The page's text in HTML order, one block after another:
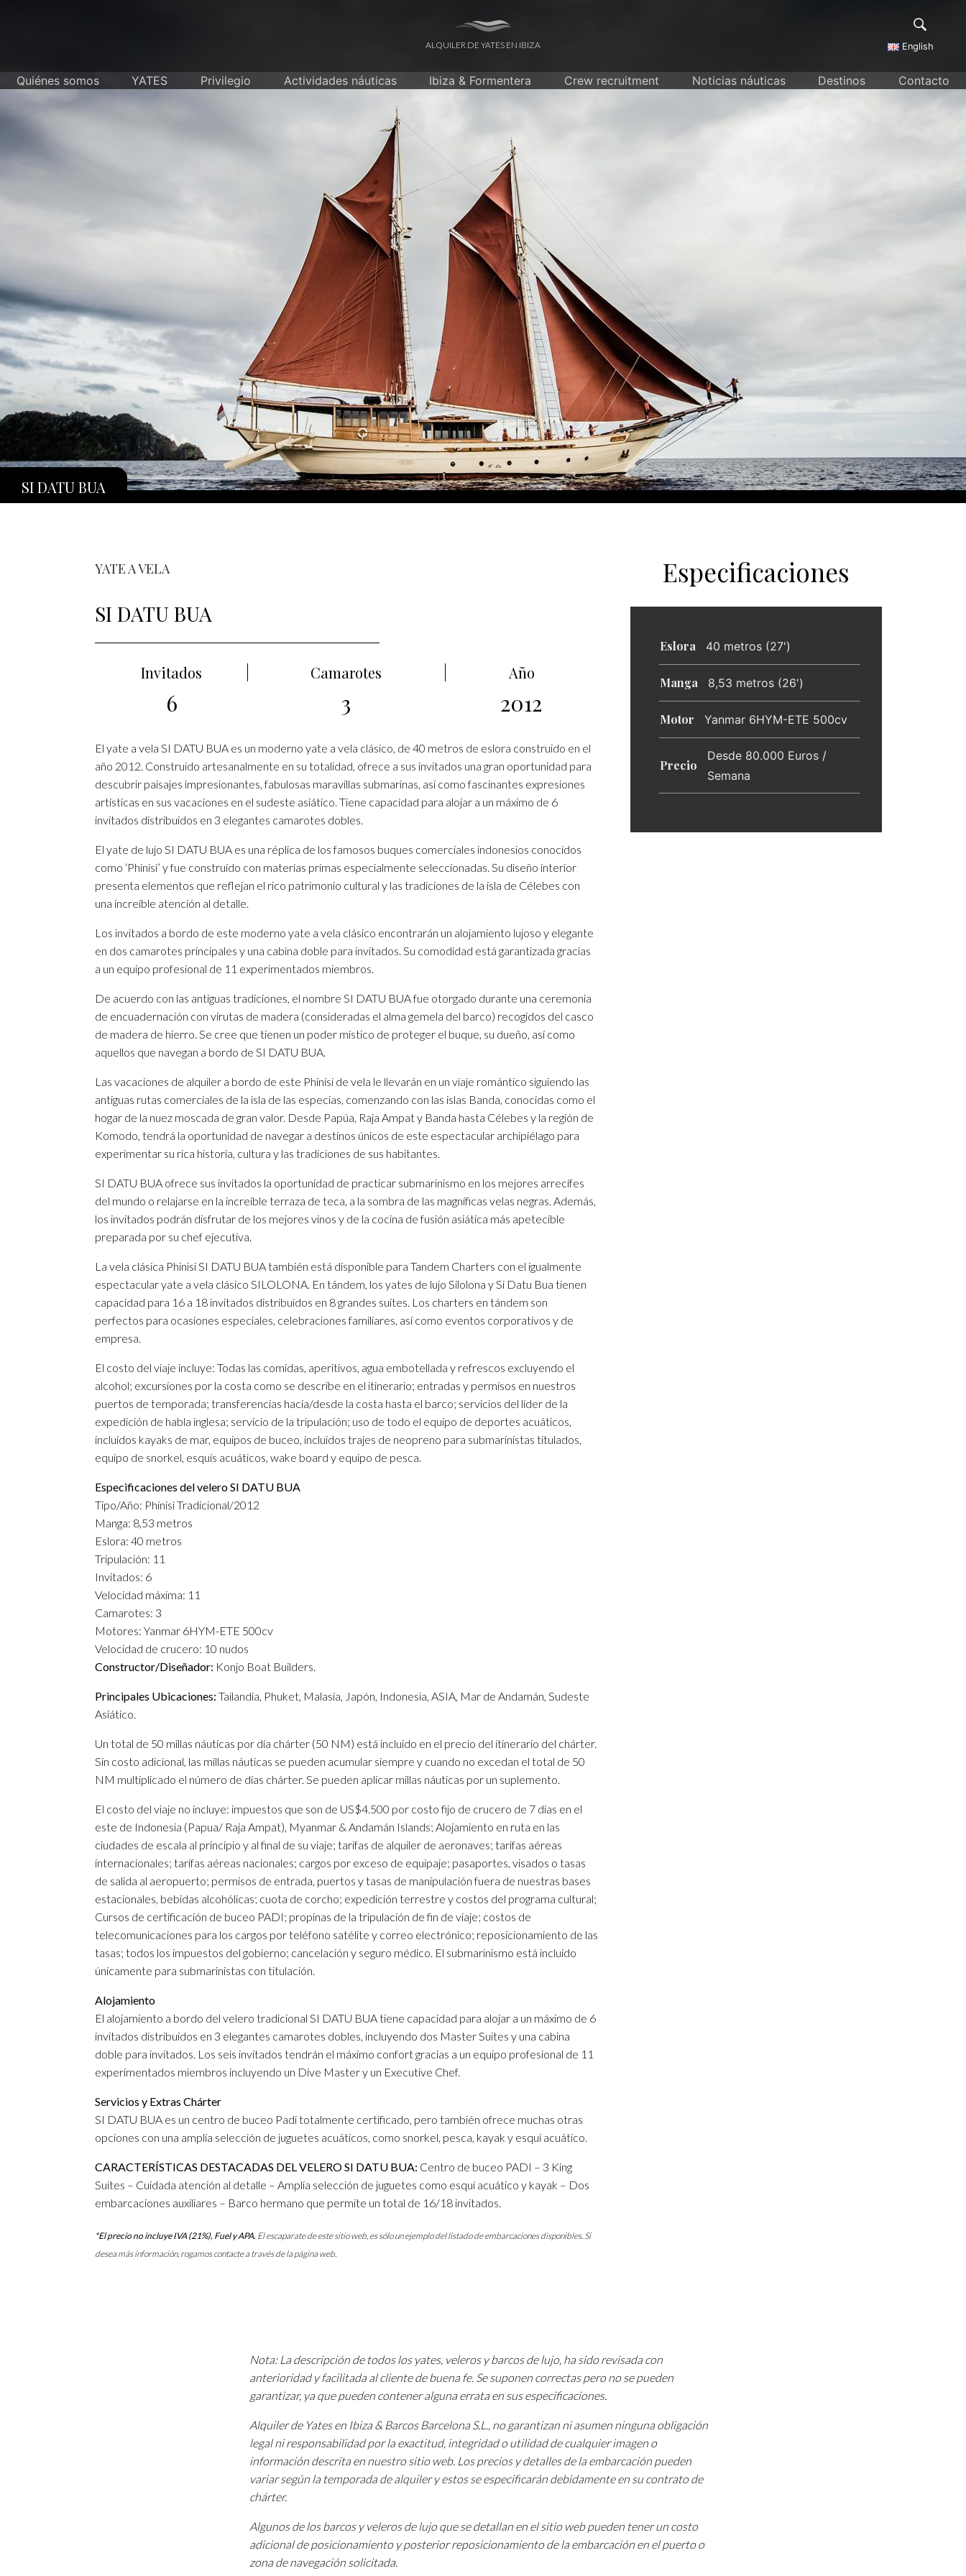
ALQUILER DE YATES EN IBIZA English
Quiénes somos YATES Privilegio Actividades náuticas Ibiza & Formentera Crew recruitment Noticias náuticas Destinos Contacto
SI DATU BUA
YATE A VELA
SI DATU BUA
Invitados Camarotes Año
6 3 2012
El yate a vela SI DATU BUA es un moderno yate a vela clásico, de 40 metros de eslora construido en el
año 2012. Construido artesanalmente en su totalidad, ofrece a sus invitados una gran oportunidad para
descubrir paisajes impresionantes, fabulosas maravillas submarinas, así como fascinantes expresiones
artísticas en sus vacaciones en el sudeste asiático. Tiene capacidad para alojar a un máximo de 6
invitados distribuidos en 3 elegantes camarotes dobles.
El yate de lujo SI DATU BUA es una réplica de los famosos buques comerciales indonesios conocidos
como ‘Phinisi’ y fue construido con materias primas especialmente seleccionadas. Su diseño interior
presenta elementos que reflejan el rico patrimonio cultural y las tradiciones de la isla de Célebes con
una increíble atención al detalle.
Los invitados a bordo de este moderno yate a vela clásico encontrarán un alojamiento lujoso y elegante
en dos camarotes principales y una cabina doble para invitados. Su comodidad está garantizada gracias
a un equipo profesional de 11 experimentados miembros.
De acuerdo con las antiguas tradiciones, el nombre SI DATU BUA fue otorgado durante una ceremonia
de encuadernación con virutas de madera (consideradas el alma gemela del barco) recogidos del casco
de madera de hierro. Se cree que tienen un poder místico de proteger el buque, su dueño, así como
aquellos que navegan a bordo de SI DATU BUA.
Las vacaciones de alquiler a bordo de este Phinisi de vela le llevarán en un viaje romántico siguiendo las
antiguas rutas comerciales de la isla de las especias, comenzando con las islas Banda, conocidas como el
hogar de la nuez moscada de gran valor. Desde Papúa, Raja Ampat y Banda hasta Célebes y la región de
Komodo, tendrá la oportunidad de navegar a destinos únicos de este espectacular archipiélago para
experimentar su rica historia, cultura y las tradiciones de sus habitantes.
SI DATU BUA ofrece sus invitados la oportunidad de practicar submarinismo en los mejores arrecifes
del mundo o relajarse en la increíble terraza de teca, a la sombra de las magníficas velas negras. Además,
los invitados podrán disfrutar de los mejores vinos y de la cocina de fusión asiática más apetecible
preparada por su chef ejecutiva.
La vela clásica Phinisi SI DATU BUA también está disponible para Tandem Charters con el igualmente
espectacular yate a vela clásico SILOLONA. En tándem, los yates de lujo Silolona y Si Datu Bua tienen
capacidad para 16 a 18 invitados distribuidos en 8 grandes suites. Los charters en tándem son
perfectos para ocasiones especiales, celebraciones familiares, así como eventos corporativos y de
empresa.
El costo del viaje incluye: Todas las comidas, aperitivos, agua embotellada y refrescos excluyendo el
alcohol; excursiones por la costa como se describe en el itinerario; entradas y permisos en nuestros
puertos de temporada; transferencias hacia/desde la costa hasta el barco; servicios del líder de la
expedición de habla inglesa; servicio de la tripulación; uso de todo el equipo de deportes acuáticos,
incluidos kayaks de mar, equipos de buceo, incluidos trajes de neopreno para submarinistas titulados,
equipo de snorkel, esquís acuáticos, wake board y equipo de pesca.
Especificaciones del velero SI DATU BUA
Tipo/Año: Phinisi Tradicional/2012
Manga: 8,53 metros
Eslora: 40 metros
Tripulación: 11
Invitados: 6
Velocidad máxima: 11
Camarotes: 3
Motores: Yanmar 6HYM-ETE 500cv
Velocidad de crucero: 10 nudos
Constructor/Diseñador: Konjo Boat Builders.
Principales Ubicaciones: Tailandia, Phuket, Malasia, Japón, Indonesia, ASIA, Mar de Andamán, Sudeste
Asiático.
Un total de 50 millas náuticas por día chárter (50 NM) está incluido en el precio del itinerario del chárter.
Sin costo adicional, las millas náuticas se pueden acumular siempre y cuando no excedan el total de 50
NM multiplicado el número de días chárter. Se pueden aplicar millas náuticas por un suplemento.
El costo del viaje no incluye: impuestos que son de US$4.500 por costo fijo de crucero de 7 días en el
este de Indonesia (Papua/ Raja Ampat), Myanmar & Andamán Islands; Alojamiento en ruta en las
ciudades de escala al principio y al final de su viaje; tarifas de alquiler de aeronaves; tarifas aéreas
internacionales; tarifas aéreas nacionales; cargos por exceso de equipaje; pasaportes, visados o tasas
de salida al aeropuerto; permisos de entrada, puertos y tasas de manipulación fuera de nuestras bases
estacionales, bebidas alcohólicas; cuota de corcho; expedición terrestre y costos del programa cultural;
Cursos de certificación de buceo PADI; propinas de la tripulación de fin de viaje; costos de
telecomunicaciones para los cargos por teléfono satélite y correo electrónico; reposicionamiento de las
tasas; todos los impuestos del gobierno; cancelación y seguro médico. El submarinismo está incluido
únicamente para submarinistas con titulación.
Alojamiento
El alojamiento a bordo del velero tradicional SI DATU BUA tiene capacidad para alojar a un máximo de 6
invitados distribuidos en 3 elegantes camarotes dobles, incluyendo dos Master Suites y una cabina
doble para invitados. Los seis invitados tendrán el máximo confort gracias a un equipo profesional de 11
experimentados miembros incluyendo un Dive Master y un Executive Chef.
Servicios y Extras Chárter
SI DATU BUA es un centro de buceo Padi totalmente certificado, pero también ofrece muchas otras
opciones con una amplia selección de juguetes acuáticos, como snorkel, pesca, kayak y esquí acuático.
CARACTERÍSTICAS DESTACADAS DEL VELERO SI DATU BUA: Centro de buceo PADI – 3 King
Suites – Cuidada atención al detalle – Amplia selección de juguetes como esquí acuático y kayak – Dos
embarcaciones auxiliares – Barco hermano que permite un total de 16/18 invitados.
*El precio no incluye IVA (21%), Fuel y APA. El escaparate de este sitio web, es sólo un ejemplo del listado de embarcaciones disponibles. Si
desea más información, rogamos contacte a través de la página web.
Especificaciones
Eslora 40 metros (27')
Manga 8,53 metros (26')
Motor Yanmar 6HYM-ETE 500cv
Precio
Desde 80.000 Euros /
Semana
Nota: La descripción de todos los yates, veleros y barcos de lujo, ha sido revisada con
anterioridad y facilitada al cliente de buena fe. Se suponen correctas pero no se pueden
garantizar, ya que pueden contener alguna errata en sus especificaciones.
Alquiler de Yates en Ibiza & Barcos Barcelona S.L., no garantizan ni asumen ninguna obligación
legal ni responsabilidad por la exactitud, integridad o utilidad de cualquier imagen o
información descrita en nuestro sitio web. Los precios y detalles de la embarcación pueden
variar según la temporada de alquiler y estos se especificarán debidamente en su contrato de
chárter.
Algunos de los barcos y veleros de lujo que se detallan en el sitio web pueden tener un costo
adicional de posicionamiento y posterior reposicionamiento de la embarcación en el puerto o
zona de navegación solicitada.